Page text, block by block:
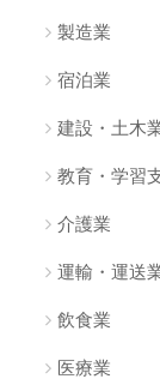
製造業
宿泊業
建設・土木
教育・学習
介護業
運輸・運送
飲食業
医療業